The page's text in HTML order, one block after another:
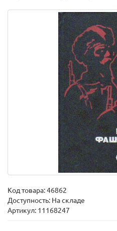
Код товара:46862
Доступность: На складе
Артикул: 11168247